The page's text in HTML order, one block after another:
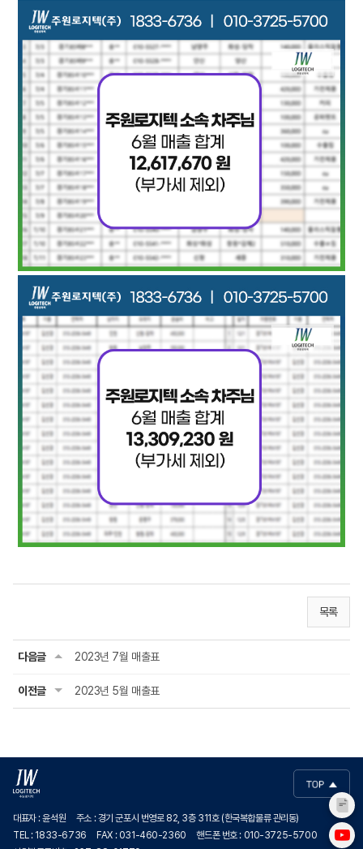
목록
다음글 2023년 7월 매출표
이전글 2023년 5월 매출표
대표자 : 윤석원
주소 : 경기 군포시 번영로 82, 3층 311호 (한국복합물류 관리동)
TEL : 1833-6736
FAX : 031-460-2360
핸드폰 번호 : 010-3725-5700